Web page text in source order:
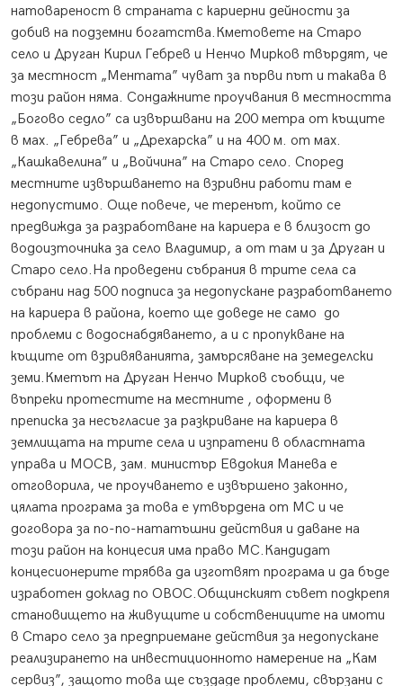
натовареност в страната с кариерни дейности за
добив на подземни богатства.Кметовете на Старо
село и Друган Кирил Гебрев и Ненчо Мирков твърдят, че
за местност „Ментата” чуват за първи път и такава в
този район няма. Сондажните проучвания в местността
„Богово седло” са извършвани на 200 метра от къщите
в мах. „Гебрева” и „Дрехарска” и на 400 м. от мах.
„Кашкавелина” и „Войчина” на Старо село. Според
местните извършването на взривни работи там е
недопустимо. Още повече, че теренът, който се
предвижда за разработване на кариера е в близост до
водоизточника за село Владимир, а от там и за Друган и
Старо село.На проведени събрания в трите села са
събрани над 500 подписа за недопускане разработването
на кариера в района, което ще доведе не само до
проблеми с водоснабдяването, а и с пропукване на
къщите от взривяванията, замърсяване на земеделски
земи.Кметът на Друган Ненчо Мирков съобщи, че
въпреки протестите на местните , оформени в
преписка за несъгласие за разкриване на кариера в
землищата на трите села и изпратени в областната
управа и МОСВ, зам. министър Евдокия Манева е
отговорила, че проучването е извършено законно,
цялата програма за това е утвърдена от МС и че
договора за по-по-нататъшни действия и даване на
този район на концесия има право МС.Кандидат
концесионерите трябва да изготвят програма и да бъде
изработен доклад по ОВОС.Общинският съвет подкрепя
становището на живущите и собствениците на имоти
в Старо село за предприемане действия за недопускане
реализирането на инвестиционното намерение на „Кам
сервиз”, защото това ще създаде проблеми, свързани с